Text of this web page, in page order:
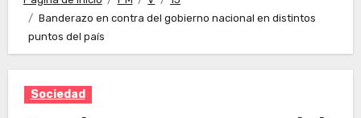
Banderazo en contra del gobierno nacional en distintos
puntos del país
Sociedad